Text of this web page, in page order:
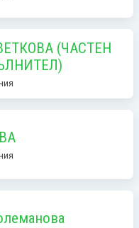
(ЧАСТЕН